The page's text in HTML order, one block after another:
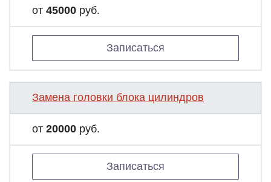
от 45000 руб.
Записаться
Замена головки блока цилиндров
от 20000 руб.
Записаться